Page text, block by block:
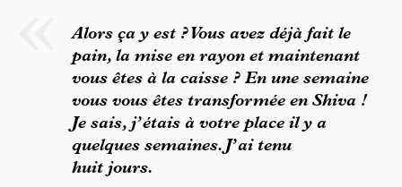
Alors ça y est ? Vous avez déjà fait le
pain, la mise en rayon et maintenant
vous êtes à la caisse ? En une semaine
vous vous êtes transformée en Shiva !
Je sais, j’étais à votre place il y a
quelques semaines. J’ai tenu
huit jours.